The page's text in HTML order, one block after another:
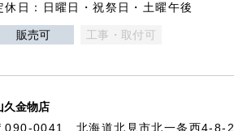
休日：日曜日・祝祭日・土曜午後
販売可 工事・取付可
久金物店
090-0041 北海道北見市北一条西4-8-2